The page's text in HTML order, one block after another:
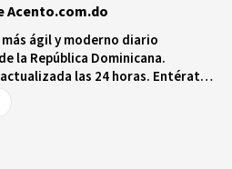
Acento.com.do
ágil y moderno diario
la República Dominicana.
las 24 horas. Entérate
y sucesos más importantes a
e internacional, videos y fotos